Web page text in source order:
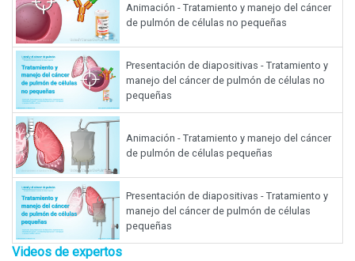
Animación - Tratamiento y manejo del cáncer
de pulmón de células no pequeñas
Presentación de diapositivas - Tratamiento y
manejo del cáncer de pulmón de células no
pequeñas
Animación - Tratamiento y manejo del cáncer
de pulmón de células pequeñas
Presentación de diapositivas - Tratamiento y
manejo del cáncer de pulmón de células
pequeñas
Videos de expertos